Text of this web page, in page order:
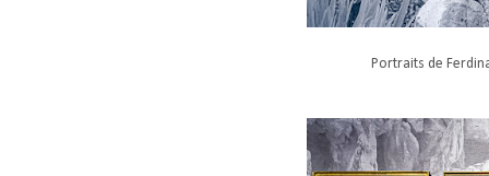
Portraits de